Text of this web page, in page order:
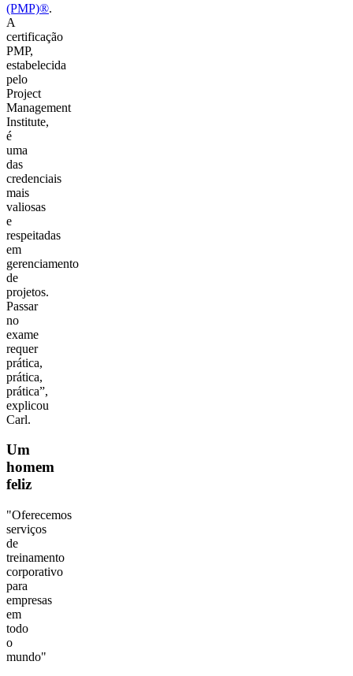
(PMP)®.
A
certificação
PMP,
estabelecida
pelo
Project
Management
Institute,
é
uma
das
credenciais
mais
valiosas
e
respeitadas
em
gerenciamento
de
projetos.
Passar
no
exame
requer
prática,
prática,
prática”,
explicou
Carl.
Um
homem
feliz
"Oferecemos
serviços
de
treinamento
corporativo
para
empresas
em
todo
o
mundo"